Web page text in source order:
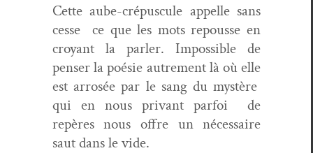
Cette aube-cré­pus­cule appelle sans
cesse ce que les mots repousse en
croy­ant la par­ler. Impos­si­ble de
penser la poésie autrement là où elle
est arrosée par le sang du mys­tère
qui en nous pri­vant par­foi de
repères nous offre un néces­saire
saut dans le vide.